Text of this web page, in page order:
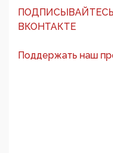
ВКОНТАКТЕ
Поддержать наш